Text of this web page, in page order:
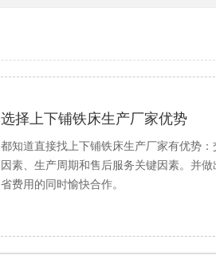
选择上下铺铁床生产厂家优势
都知道直接找上下铺铁床生产厂家有优势
因素、生产周期和售后服务关键因素。并
省费用的同时愉快合作。